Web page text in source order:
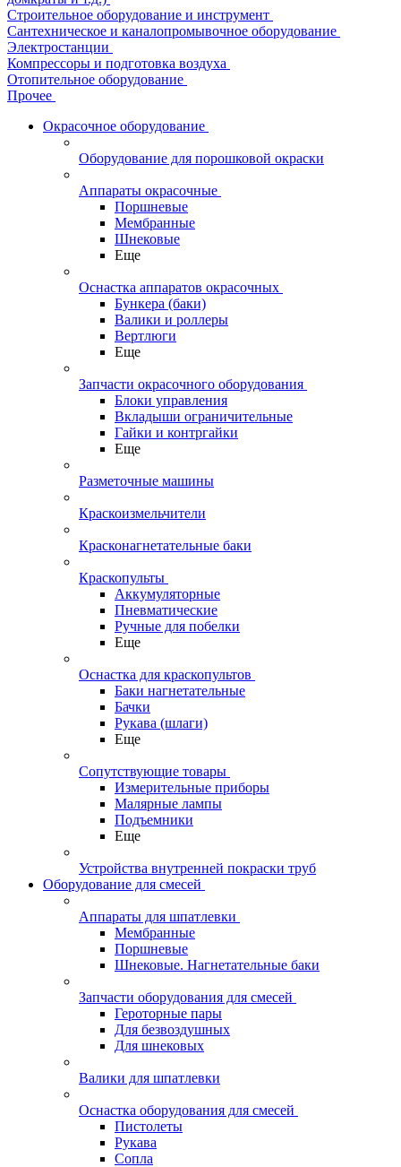
Строительное оборудование и инструмент
Сантехническое и каналопромывочное оборудование
Электростанции
Компрессоры и подготовка воздуха
Отопительное оборудование
Прочее
Окрасочное оборудование
Оборудование для порошковой окраски
Аппараты окрасочные
Поршневые
Мембранные
Шнековые
Еще
Оснастка аппаратов окрасочных
Бункера (баки)
Валики и роллеры
Вертлюги
Еще
Запчасти окрасочного оборудования
Блоки управления
Вкладыши ограничительные
Гайки и контргайки
Еще
Разметочные машины
Краскоизмельчители
Красконагнетательные баки
Краскопульты
Аккумуляторные
Пневматические
Ручные для побелки
Еще
Оснастка для краскопультов
Баки нагнетательные
Бачки
Рукава (шлаги)
Еще
Сопутствующие товары
Измерительные приборы
Малярные лампы
Подъемники
Еще
Устройства внутренней покраски труб
Оборудование для смесей
Аппараты для шпатлевки
Мембранные
Поршневые
Шнековые. Нагнетательные баки
Запчасти оборудования для смесей
Героторные пары
Для безвоздушных
Для шнековых
Валики для шпатлевки
Оснастка оборудования для смесей
Пистолеты
Рукава
Сопла